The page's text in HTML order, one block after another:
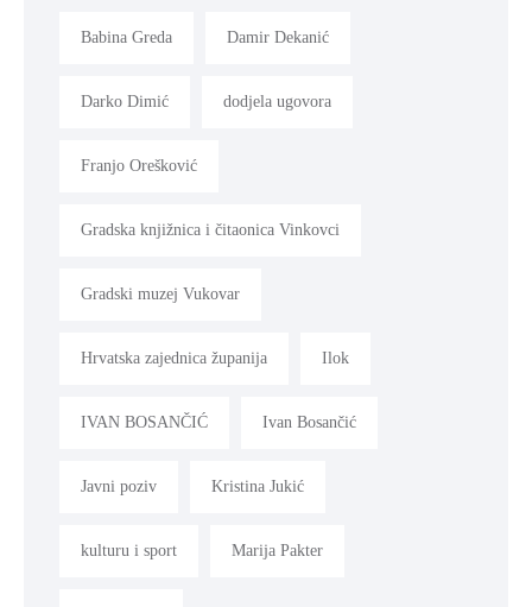
Babina Greda Damir Dekanić
Darko Dimić dodjela ugovora
Franjo Orešković
Gradska knjižnica i čitaonica Vinkovci
Gradski muzej Vukovar
Hrvatska zajednica županija Ilok
IVAN BOSANČIĆ Ivan Bosančić
Javni poziv Kristina Jukić
kulturu i sport Marija Pakter